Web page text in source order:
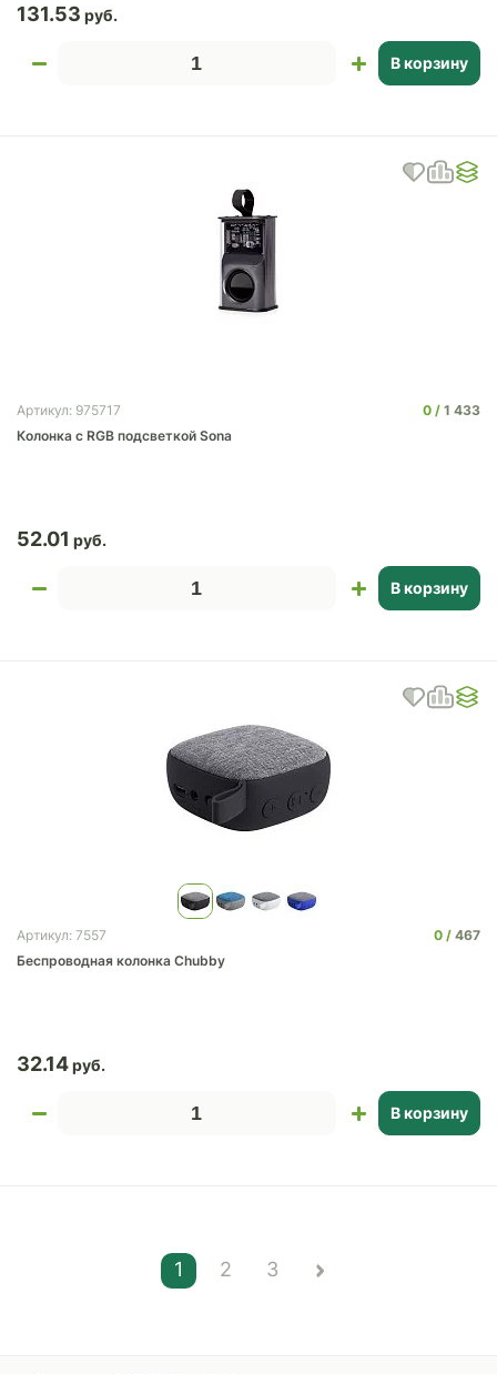
131.53
В корзину
Артикул: 975717 0
1 433
Колонка с RGB подсветкой Sona
52.01
В корзину
Артикул: 7557 0
467
Беспроводная колонка Chubby
32.14
В корзину
1 2 3